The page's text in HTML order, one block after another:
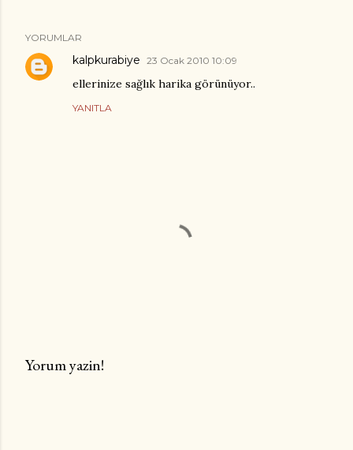
YORUMLAR
kalpkurabiye 23 Ocak 2010 10:09
ellerinize sağlık harika görünüyor..
YANITLA
Yorum yazin!